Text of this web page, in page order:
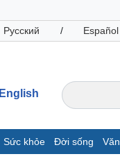
Русский / Español
English
Sức khỏe Đời sống